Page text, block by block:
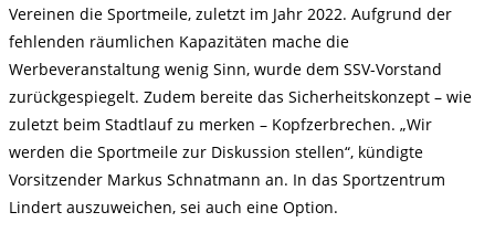
Vereinen die Sportmeile, zuletzt im Jahr 2022. Aufgrund der
fehlenden räumlichen Kapazitäten mache die
Werbeveranstaltung wenig Sinn, wurde dem SSV-Vorstand
zurückgespiegelt. Zudem bereite das Sicherheitskonzept – wie
zuletzt beim Stadtlauf zu merken – Kopfzerbrechen. „Wir
werden die Sportmeile zur Diskussion stellen“, kündigte
Vorsitzender Markus Schnatmann an. In das Sportzentrum
Lindert auszuweichen, sei auch eine Option.